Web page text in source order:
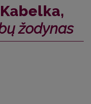
žodynas